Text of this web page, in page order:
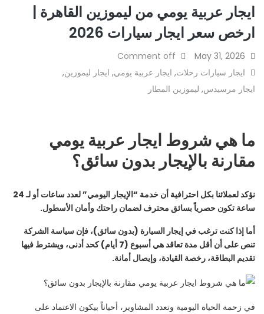
ايجار عربية يومي من ليموزين القاهرة |
ارخص سعر ايجار سيارات 2026
May 31, 2026
ايجار سيارات رحلات, ايجار عربية يومي, ايجار ليموزين,
ايجار مرسيدس, ليموزين المطار
Comment off
ما هي شروط ايجار عربية يومي
مقارنة بالإيجار بدون سائق؟
نؤكد لعملائنا بكل احترافية أن خدمة “الإيجار اليومي” لعدد ساعات أو لـ 24
ساعة تكون حصرياً بسائق محترف لضمان راحتك وأمان الأسطول.
أما إذا كنت ترغب في إيجار السيارة (بدون سائق)، فإن سياسة الشركة
تنص على أن أقل مدة تعاقد هي أسبوع (7 أيام) كحد أدنى، ويشترط فيها
تقديم البطاقة، رخصة القيادة، وإيصال أمانة.
في زحمة الحياة اليومية وتعدد المشاوير، أحياناً بيكون الاعتماد على